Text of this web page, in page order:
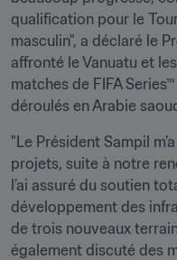
qualification pour le
masculin", a déclaré le
affronté le Vanuatu et
matches de FIFA
déroulés en Arabie
"Le Président Sampil
projets, suite à notre
l’ai assuré du soutien
développement des
de trois nouveaux
également discuté des